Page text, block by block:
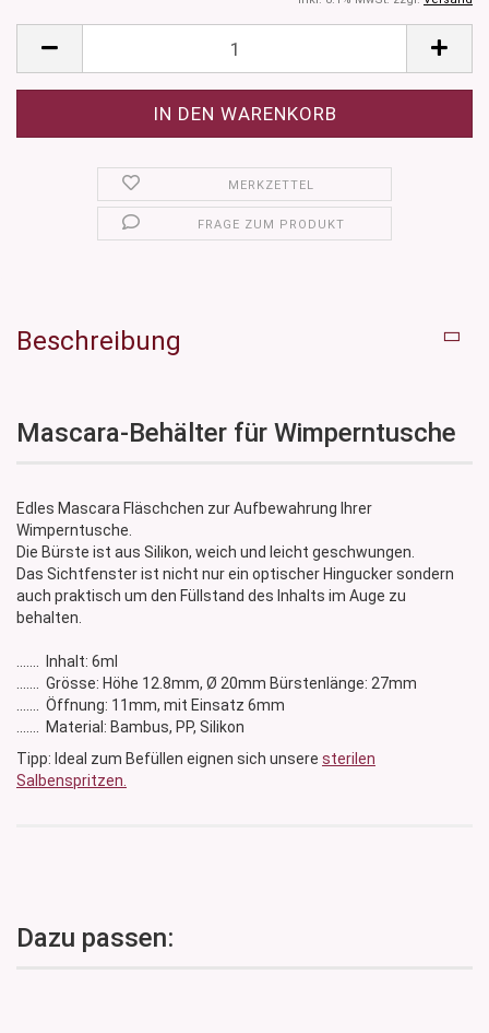
MERKZETTEL
FRAGE ZUM PRODUKT
Beschreibung
Mascara-Behälter für Wimperntusche
Edles Mascara Fläschchen zur Aufbewahrung Ihrer
Wimperntusche.
Die Bürste ist aus Silikon, weich und leicht geschwungen.
Das Sichtfenster ist nicht nur ein optischer Hingucker sondern
auch praktisch um den Füllstand des Inhalts im Auge zu
behalten.
....... Inhalt: 6ml
....... Grösse: Höhe 12.8mm, Ø 20mm Bürstenlänge: 27mm
....... Öffnung: 11mm, mit Einsatz 6mm
....... Material: Bambus, PP, Silikon
Tipp: Ideal zum Befüllen eignen sich unsere sterilen
Salbenspritzen.
Dazu passen: